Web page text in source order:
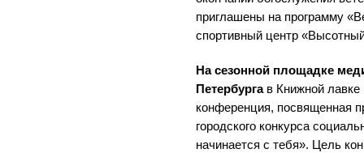
приглашены на программу
спортивный центр
На сезонной площадке
Петербургав Книжной лавке
конференция, посвященная
городского конкурса
начинается с тебя». Цель